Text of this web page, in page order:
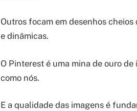
Outros focam em desenhos
e dinâmicas.
O Pinterest é uma mina de ouro
como nós.
E a qualidade das imagens é